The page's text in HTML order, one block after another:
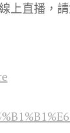
上直播，